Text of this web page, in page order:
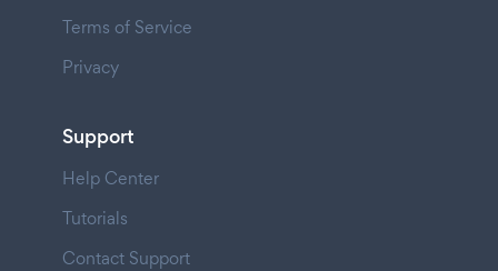
Terms of Service
Privacy
Support
Help Center
Tutorials
Contact Support